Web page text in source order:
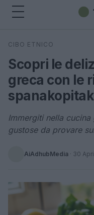
Cerca
CIBO ETNICO
Scopri le
greca con le
Immergiti nella
gustose da provare
AiAdhubMedia · 30